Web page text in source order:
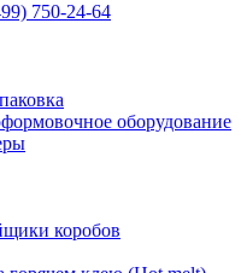
750-24-64
оборудование
коробов